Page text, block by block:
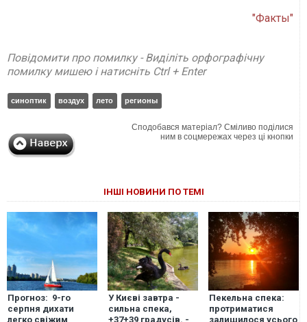
"Факты"
Повідомити про помилку - Виділіть орфографічну
помилку мишею і натисніть Ctrl + Enter
синоптик воздух лето регионы
Сподобався матеріал? Сміливо поділися
ним в соцмережах через ці кнопки
ІНШІ НОВИНИ ПО ТЕМІ
Прогноз: 9-го
серпня дихати
легко свіжим
У Києві завтра -
сильна спека,
+37+39 градусів. -
Пекельна спека:
протриматися
залишилося усього